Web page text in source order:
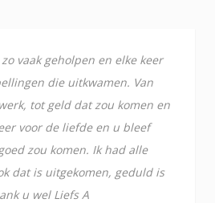
vaak geholpen en elke keer
die uitkwamen. Van
tot geld dat zou komen en
voor de liefde en u bleef
zou komen. Ik had alle
dat is uitgekomen, geduld is
u wel Liefs A